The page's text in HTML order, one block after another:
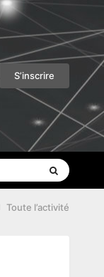
S’inscrire
Toute l’activité